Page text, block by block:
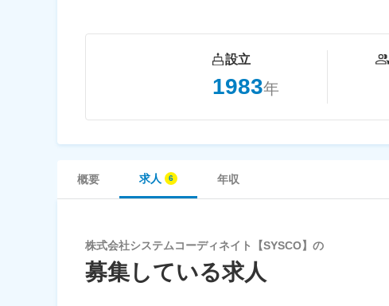
設立
1983年
概要 求人 年収
株式会社システムコーディネイト【SYSCO】の
募集している求人